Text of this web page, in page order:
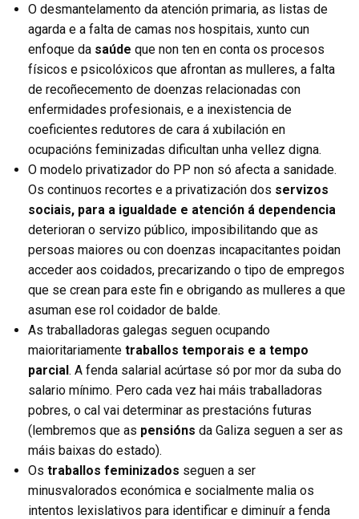
O desmantelamento da atención primaria, as listas de
agarda e a falta de camas nos hospitais, xunto cun
enfoque da saúde que non ten en conta os procesos
físicos e psicolóxicos que afrontan as mulleres, a falta
de recoñecemento de doenzas relacionadas con
enfermidades profesionais, e a inexistencia de
coeficientes redutores de cara á xubilación en
ocupacións feminizadas dificultan unha vellez digna.
O modelo privatizador do PP non só afecta a sanidade.
Os continuos recortes e a privatización dos servizos
sociais, para a igualdade e atención á dependencia
deterioran o servizo público, imposibilitando que as
persoas maiores ou con doenzas incapacitantes poidan
acceder aos coidados, precarizando o tipo de empregos
que se crean para este fin e obrigando as mulleres a que
asuman ese rol coidador de balde.
As traballadoras galegas seguen ocupando
maioritariamente traballos temporais e a tempo
parcial. A fenda salarial acúrtase só por mor da suba do
salario mínimo. Pero cada vez hai máis traballadoras
pobres, o cal vai determinar as prestacións futuras
(lembremos que as pensións da Galiza seguen a ser as
máis baixas do estado).
Os traballos feminizados seguen a ser
minusvalorados económica e socialmente malia os
intentos lexislativos para identificar e diminuír a fenda